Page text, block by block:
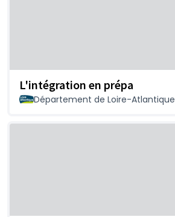
L'intégration en prépa
Département de Loire-Atlantique